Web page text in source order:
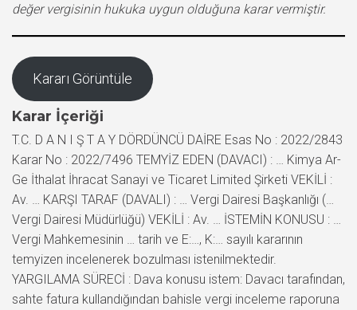
değer vergisinin hukuka uygun olduğuna karar vermiştir.
Kararı Görüntüle
Karar İçeriği
T.C. D A N I Ş T A Y DÖRDÜNCÜ DAİRE Esas No : 2022/2843
Karar No : 2022/7496 TEMYİZ EDEN (DAVACI) : … Kimya Ar-
Ge İthalat İhracat Sanayi ve Ticaret Limited Şirketi VEKİLİ :
Av. … KARŞI TARAF (DAVALI) : … Vergi Dairesi Başkanlığı (…
Vergi Dairesi Müdürlüğü) VEKİLİ : Av. … İSTEMİN KONUSU : …
Vergi Mahkemesinin … tarih ve E:…, K:… sayılı kararının
temyizen incelenerek bozulması istenilmektedir.
YARGILAMA SÜRECİ : Dava konusu istem: Davacı tarafından,
sahte fatura kullandığından bahisle vergi inceleme raporuna